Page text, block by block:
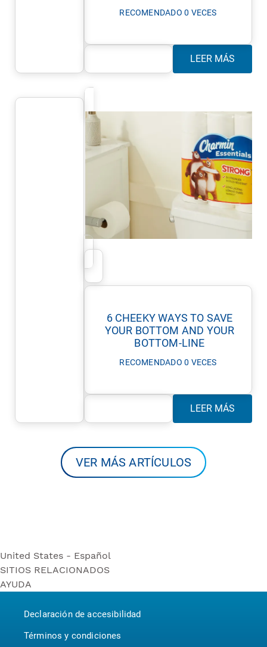
RECOMENDADO 0 VECES
LEER MÁS
6 CHEEKY WAYS TO SAVE
YOUR BOTTOM AND YOUR
BOTTOM-LINE
RECOMENDADO 0 VECES
LEER MÁS
VER MÁS ARTÍCULOS
United States - Español
United States - Español
United States - English
Canada - Français
SITIOS RELACIONADOS
Bounty
P&G BrandSaver
Pampers
AYUDA
Declaración de accesibilidad
Términos y condiciones